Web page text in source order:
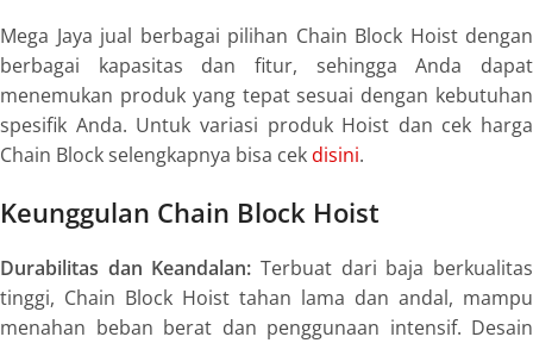
Mega Jaya jual berbagai pilihan Chain Block Hoist dengan
berbagai kapasitas dan fitur, sehingga Anda dapat
menemukan produk yang tepat sesuai dengan kebutuhan
spesifik Anda. Untuk variasi produk Hoist dan cek harga
Chain Block selengkapnya bisa cekdisini.
Keunggulan Chain Block Hoist
Durabilitas dan Keandalan: Terbuat dari baja berkualitas
tinggi, Chain Block Hoist tahan lama dan andal, mampu
menahan beban berat dan penggunaan intensif. Desain